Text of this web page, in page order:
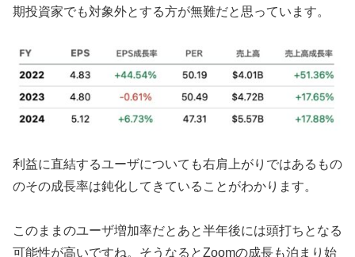
期投資家でも対象外とする方が無難だと思っています。
利益に直結するユーザについても右肩上がりではあるもの
のその成長率は鈍化してきていることがわかります。
このままのユーザ増加率だとあと半年後には頭打ちとなる
可能性が高いですね。そうなるとZoomの成長も泊まり始